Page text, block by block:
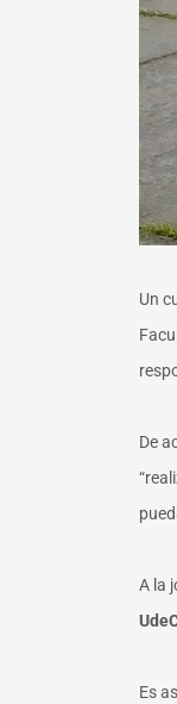
Un
De
A la
Es